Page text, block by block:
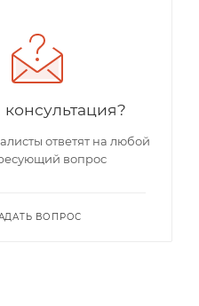
ответят на любой
вопрос
ВОПРОС